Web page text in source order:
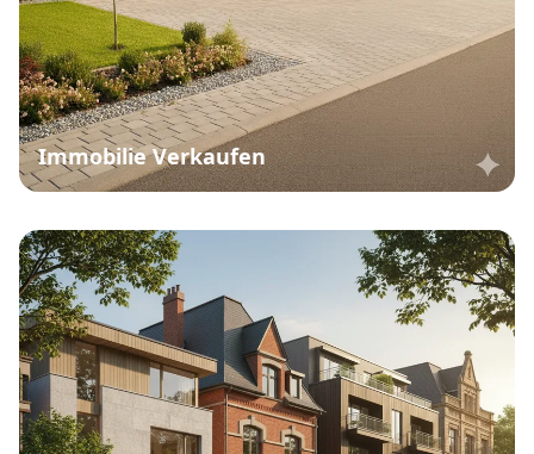
Immobilie Verkaufen